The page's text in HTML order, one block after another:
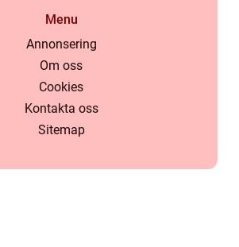
Menu
Annonsering
Om oss
Cookies
Kontakta oss
Sitemap